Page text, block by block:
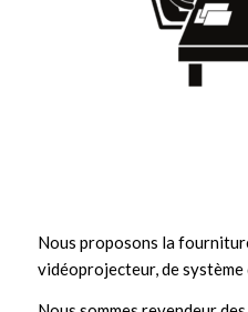
Nous proposons la
vidéoprojecteur, de